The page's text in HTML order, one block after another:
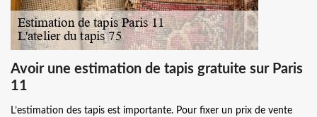
Avoir une estimation de tapis gratuite sur Paris
11
L’estimation des tapis est importante. Pour fixer un prix de vente